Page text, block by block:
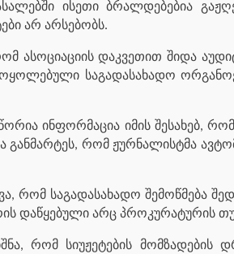
ისეთი ბრალდებებია
არ არსებობს.
ასოციაციის დაკვეთით შიდა
საგადასახადო
ინფორმაცია იმის შესახებ,
განმარტეს, რომ ჟურნალისტმა
რომ საგადასახადო შემოწმება
დაწყებული არც პროკურატურის
რომ სიუჟეტების